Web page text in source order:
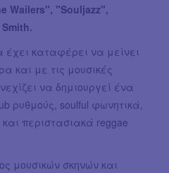
Wailers", "Souljazz",
καταφέρει να μείνει
και με τις μουσικές
να δημιουργεί ένα
ρυθμούς, soulful φωνητικά,
περιστασιακά reggae
μουσικών σκηνών και